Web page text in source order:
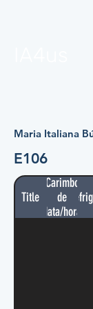
Maria Italiana
E106
Title
Carimbo
de
data/hora